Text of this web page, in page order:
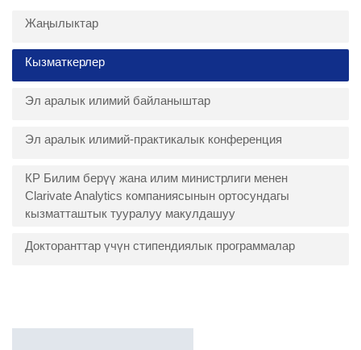
Жаңылыктар
Кызматкерлер
Эл аралык илимий байланыштар
Эл аралык илимий-практикалык конференция
КР Билим берүү жана илим министрлиги менен
Clarivate Analytics компаниясынын ортосундагы
кызматташтык тууралуу макулдашуу
Докторанттар үчүн стипендиялык программалар